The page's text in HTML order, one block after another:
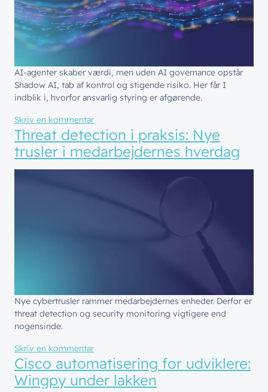
AI-agenter skaber værdi, men uden AI governance opstår
Shadow AI, tab af kontrol og stigende risiko. Her får I
indblik i, hvorfor ansvarlig styring er afgørende.
Skriv en kommentartil AI-agenterne som jeres ansvarlige
Threat detection i praksis: Nye
trusler i medarbejdernes hverdag
Nye cybertrusler rammer medarbejdernes enheder. Derfor er
threat detection og security monitoring vigtigere end
nogensinde.
Skriv en kommentartil Threat detection i praksis: Nye trusler i
Cisco automatisering for udviklere:
Wingpy under lakken